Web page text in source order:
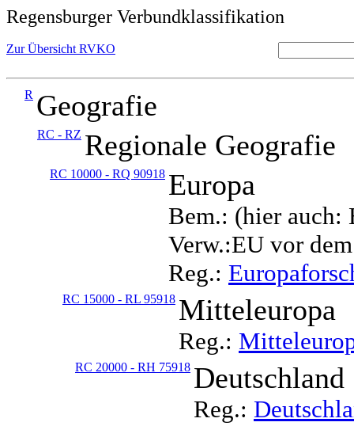
Regensburger Verbundklassifikation
Zur Übersicht RVKO
R Geografie
RC - RZ Regionale Geografie
RC 10000 - RQ 90918 Europa
Bem.: (hier auch:
Verw.:EU vor
Reg.:
RC 15000 - RL 95918 Mitteleuropa
Reg.:
RC 20000 - RH 75918 Deutschland
Reg.: